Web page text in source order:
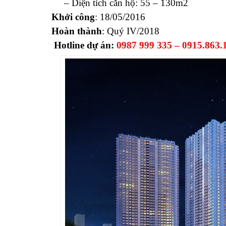
– Diện tích căn hộ: 55 – 130m2
Khởi công: 18/05/2016
Hoàn thành: Quý IV/2018
Hotline dự án: 0987 999 335 –